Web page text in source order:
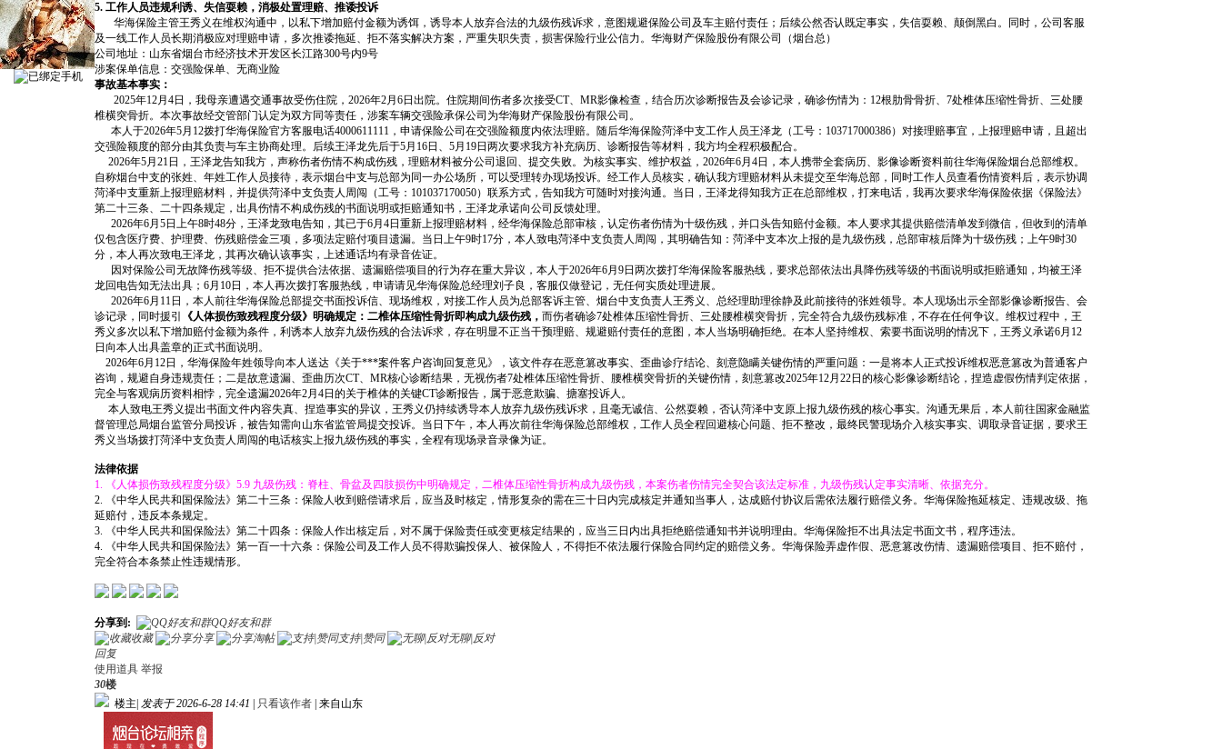
5. 工作人员违规利诱、失信耍赖，消极处置理赔、推诿投诉
华海保险主管王秀义在维权沟通中，以私下增加赔付金额为诱饵，诱导本人放弃合法的九级伤残诉求，意图规避保险公司及车主赔付责任；后续公然否认既定事实，失信耍赖、颠倒黑白。同时，公司客服
及一线工作人员长期消极应对理赔申请，多次推诿拖延、拒不落实解决方案，严重失职失责，损害保险行业公信力。华海财产保险股份有限公司（烟台总）
公司地址：山东省烟台市经济技术开发区长江路300号内9号
涉案保单信息：交强险保单、无商业险
事故基本事实：
2025年12月4日，我母亲遭遇交通事故受伤住院，2026年2月6日出院。住院期间伤者多次接受CT、MR影像检查，结合历次诊断报告及会诊记录，确诊伤情为：12根肋骨骨折、7处椎体压缩性骨折、三处腰
椎横突骨折。本次事故经交管部门认定为双方同等责任，涉案车辆交强险承保公司为华海财产保险股份有限公司。
本人于2026年5月12拨打华海保险官方客服电话4000611111，申请保险公司在交强险额度内依法理赔。随后华海保险菏泽中支工作人员王泽龙（工号：103717000386）对接理赔事宜，上报理赔申请，且超出
交强险额度的部分由其负责与车主协商处理。后续王泽龙先后于5月16日、5月19日两次要求我方补充病历、诊断报告等材料，我方均全程积极配合。
2026年5月21日，王泽龙告知我方，声称伤者伤情不构成伤残，理赔材料被分公司退回、提交失败。为核实事实、维护权益，2026年6月4日，本人携带全套病历、影像诊断资料前往华海保险烟台总部维权。
自称烟台中支的张姓、年姓工作人员接待，表示烟台中支与总部为同一办公场所，可以受理转办现场投诉。经工作人员核实，确认我方理赔材料从未提交至华海总部，同时工作人员查看伤情资料后，表示协调
菏泽中支重新上报理赔材料，并提供菏泽中支负责人周闯（工号：101037170050）联系方式，告知我方可随时对接沟通。当日，王泽龙得知我方正在总部维权，打来电话，我再次要求华海保险依据《保险法》
第二十三条、二十四条规定，出具伤情不构成伤残的书面说明或拒赔通知书，王泽龙承诺向公司反馈处理。
2026年6月5日上午8时48分，王泽龙致电告知，其已于6月4日重新上报理赔材料，经华海保险总部审核，认定伤者伤情为十级伤残，并口头告知赔付金额。本人要求其提供赔偿清单发到微信，但收到的清单
仅包含医疗费、护理费、伤残赔偿金三项，多项法定赔付项目遗漏。当日上午9时17分，本人致电菏泽中支负责人周闯，其明确告知：菏泽中支本次上报的是九级伤残，总部审核后降为十级伤残；上午9时30
分，本人再次致电王泽龙，其再次确认该事实，上述通话均有录音佐证。
因对保险公司无故降伤残等级、拒不提供合法依据、遗漏赔偿项目的行为存在重大异议，本人于2026年6月9日两次拨打华海保险客服热线，要求总部依法出具降伤残等级的书面说明或拒赔通知，均被王泽
龙回电告知无法出具；6月10日，本人再次拨打客服热线，申请请见华海保险总经理刘子良，客服仅做登记，无任何实质处理进展。
2026年6月11日，本人前往华海保险总部提交书面投诉信、现场维权，对接工作人员为总部客诉主管、烟台中支负责人王秀义、总经理助理徐静及此前接待的张姓领导。本人现场出示全部影像诊断报告、会
诊记录，同时援引
《人体损伤致残程度分级》明确规定：二椎体压缩性骨折即构成九级伤残， 而伤者确诊7处椎体压缩性骨折、三处腰椎横突骨折，完全符合九级伤残标准，不存在任何争议。维权过程中，王
秀义多次以私下增加赔付金额为条件，利诱本人放弃九级伤残的合法诉求，存在明显不正当干预理赔、规避赔付责任的意图，本人当场明确拒绝。在本人坚持维权、索要书面说明的情况下，王秀义承诺6月12
日向本人出具盖章的正式书面说明。
2026年6月12日，华海保险年姓领导向本人送达《关于***案件客户咨询回复意见》，该文件存在恶意篡改事实、歪曲诊疗结论、刻意隐瞒关键伤情的严重问题：一是将本人正式投诉维权恶意篡改为普通客户
咨询，规避自身违规责任；二是故意遗漏、歪曲历次CT、MR核心诊断结果，无视伤者7处椎体压缩性骨折、腰椎横突骨折的关键伤情，刻意篡改2025年12月22日的核心影像诊断结论，捏造虚假伤情判定依据，
完全与客观病历资料相悖，完全遗漏2026年2月4日的关于椎体的关键CT诊断报告，属于恶意欺骗、搪塞投诉人。
本人致电王秀义提出书面文件内容失真、捏造事实的异议，王秀义仍持续诱导本人放弃九级伤残诉求，且毫无诚信、公然耍赖，否认菏泽中支原上报九级伤残的核心事实。沟通无果后，本人前往国家金融监
督管理总局烟台监管分局投诉，被告知需向山东省监管局提交投诉。当日下午，本人再次前往华海保险总部维权，工作人员全程回避核心问题、拒不整改，最终民警现场介入核实事实、调取录音证据，要求王
秀义当场拨打菏泽中支负责人周闯的电话核实上报九级伤残的事实，全程有现场录音录像为证。
法律依据
1. 《人体损伤致残程度分级》5.9 九级伤残：脊柱、骨盆及四肢损伤中明确规定，二椎体压缩性骨折构成九级伤残，本案伤者伤情完全契合该法定标准，九级伤残认定事实清晰、依据充分。
2. 《中华人民共和国保险法》第二十三条：保险人收到赔偿请求后，应当及时核定，情形复杂的需在三十日内完成核定并通知当事人，达成赔付协议后需依法履行赔偿义务。华海保险拖延核定、违规改级、拖
延赔付，违反本条规定。
3. 《中华人民共和国保险法》第二十四条：保险人作出核定后，对不属于保险责任或变更核定结果的，应当三日内出具拒绝赔偿通知书并说明理由。华海保险拒不出具法定书面文书，程序违法。
4. 《中华人民共和国保险法》第一百一十六条：保险公司及工作人员不得欺骗投保人、被保险人，不得拒不依法履行保险合同约定的赔偿义务。华海保险弄虚作假、恶意篡改伤情、遗漏赔偿项目、拒不赔付，
完全符合本条禁止性违规情形。
分享到:
QQ好友和群
收藏
分享 淘帖 支持|赞同
无聊|反对
回复
使用道具 举报
30楼
楼主 发表于 2026-6-28 14:41 只看该作者 来自山东